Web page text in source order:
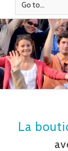
Go to...
La